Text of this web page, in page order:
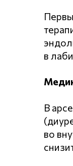
в
В
во